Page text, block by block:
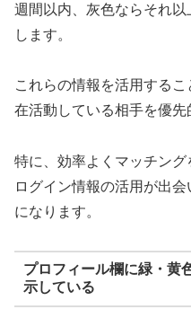
週間以内、灰色ならそれ
します。
これらの情報を活用する
在活動している相手を優先
特に、効率よくマッチン
ログイン情報の活用が出
になります。
プロフィール欄に緑・黄
示している